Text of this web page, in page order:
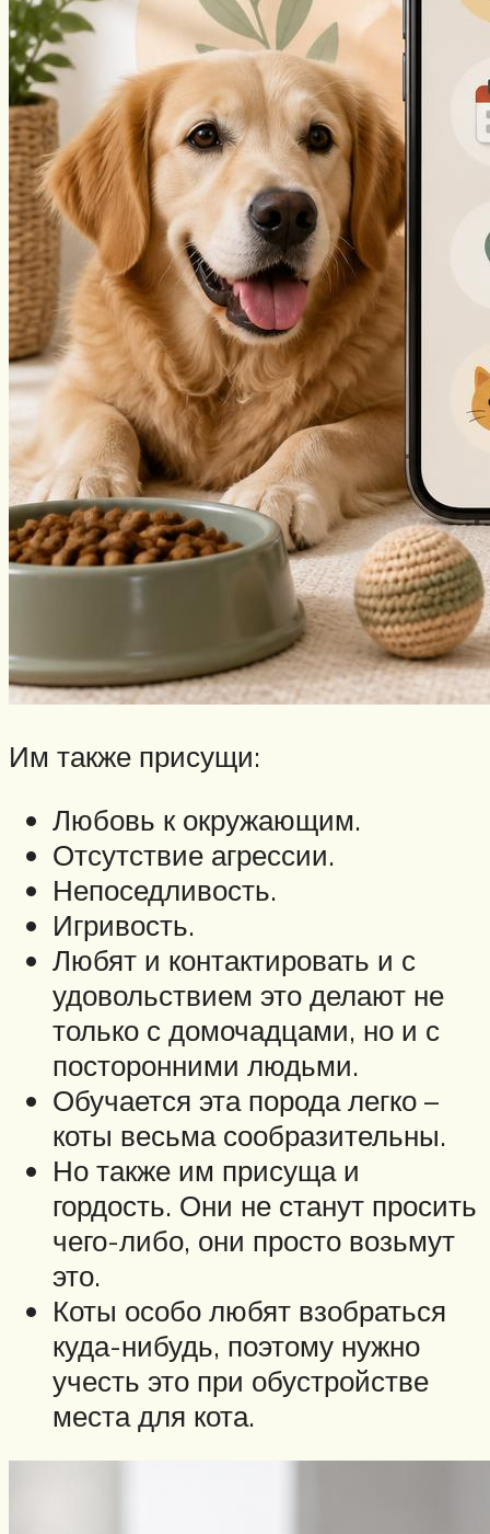
Им также присущи:
Любовь к окружающим.
Отсутствие агрессии.
Непоседливость.
Игривость.
Любят и контактировать и с
удовольствием это делают не
только с домочадцами, но и с
посторонними людьми.
Обучается эта порода легко –
коты весьма сообразительны.
Но также им присуща и
гордость. Они не станут просить
чего-либо, они просто возьмут
это.
Коты особо любят взобраться
куда-нибудь, поэтому нужно
учесть это при обустройстве
места для кота.